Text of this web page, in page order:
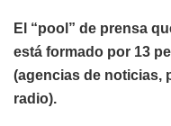
El “pool” de prensa
está formado por 13
(agencias de noticias,
radio).